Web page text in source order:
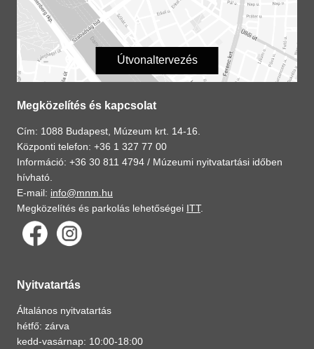
Útvonaltervezés
Megközelítés és kapcsolat
Cím: 1088 Budapest, Múzeum krt. 14-16.
Központi telefon: +36 1 327 77 00
Információ: +36 30 811 4794 / Múzeumi nyitvatartási időben
hívható.
E-mail: info@mnm.hu
Megközelítés és parkolás lehetőségei ITT.
Nyitvatartás
Általános nyitvatartás
hétfő: zárva
kedd-vasárnap: 10:00-18:00